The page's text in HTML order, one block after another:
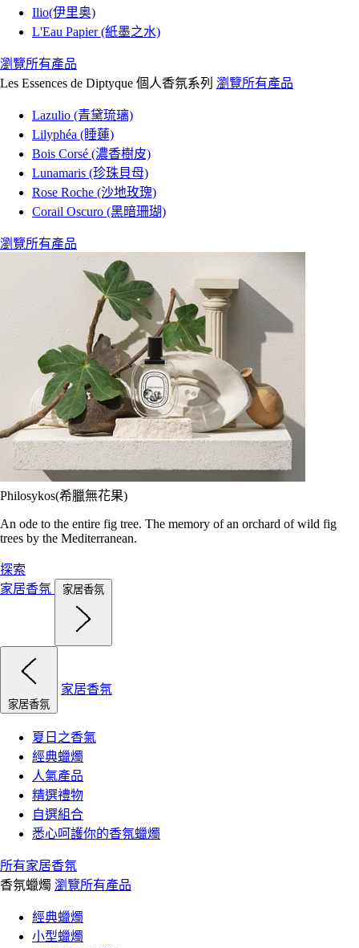
Ilio(伊里奥)
L'Eau Papier (紙墨之水)
瀏覽所有產品
Les Essences de Diptyque 個人香氛系列 瀏覽所有產品
Lazulio (青黛琉璃)
Lilyphéa (睡蓮)
Bois Corsé (濃香樹皮)
Lunamaris (珍珠貝母)
Rose Roche (沙地玫瑰)
Corail Oscuro (黑暗珊瑚)
瀏覽所有產品
Philosykos(希臘無花果)
An ode to the entire fig tree. The memory of an orchard of wild fig
trees by the Mediterranean.
探索
家居香氛
家居香氛
家居香氛
家居香氛
夏日之香氣
經典蠟燭
人氣產品
精選禮物
自選組合
悉心呵護你的香氛蠟燭
所有家居香氛
香氛蠟燭 瀏覽所有產品
經典蠟燭
小型蠟燭